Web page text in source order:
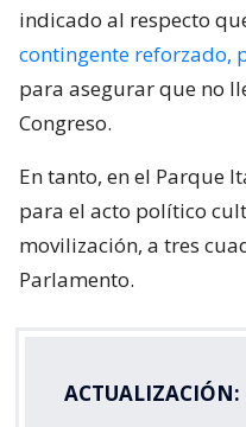
indicado al respecto
contingente reforzado,
para asegurar que no
Congreso.
En tanto, en el Parque
para el acto político
movilización, a tres
Parlamento.
ACTUALIZACIÓN: